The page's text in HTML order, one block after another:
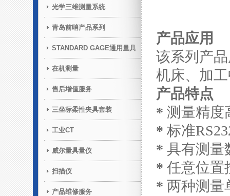
光学三维测量系统
青岛前哨产品系列
STANDARD GAGE通用量具
在机测量
售后增值服务
三坐标柔性夹具套装
工业CT
威尔量具量仪
扫描仪
产品维修服务
产品应用
该系列产
机床、加
产品特点
* 测量精度
* 标准
* 具有测量
* 任意位置
* 两种测量